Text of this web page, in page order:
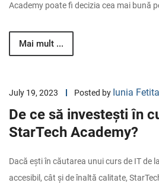
Academy poate fi decizia cea mai bună
Mai mult ...
July 19, 2023 Posted by Iunia Fetita
De ce să investești în
StarTech Academy?
Dacă ești în căutarea unui curs de IT de
accesibil, cât și de înaltă calitate,